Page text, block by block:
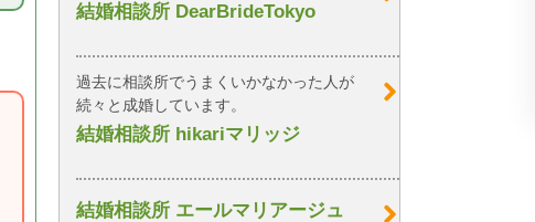
結婚相談所 DearBrideTokyo
過去に相談所でうまくいかなかった人が
続々と成婚しています。
結婚相談所 hikariマリッジ
結婚相談所 エールマリアージュ